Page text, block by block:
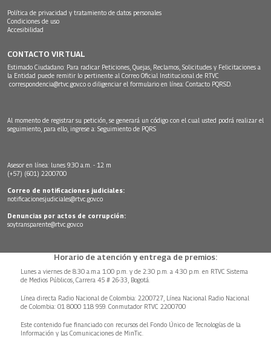
Política de privacidad y tratamiento de datos personales
Condiciones de uso
Accesibilidad
CONTACTO VIRTUAL
Estimado Ciudadano: Para radicar Peticiones, Quejas, Reclamos, Solicitudes y Felicitaciones a
la Entidad puede remitir lo pertinente al Correo Oficial Institucional de RTVC
correspondencia@rtvc.gov.co o diligenciar el formulario en línea: Contacto PQRSD.
Al momento de registrar su petición, se generará un código con el cual usted podrá realizar el
seguimiento, para ello, ingrese a: Seguimiento de PQRS
Asesor en línea: lunes 9:30 a.m. - 12 m
(+57) (601) 2200700
Correo de notificaciones judiciales:
notificacionesjudiciales@rtvc.gov.co
Denuncias por actos de corrupción:
soytransparente@rtvc.gov.co
Horario de atención y entrega de premios:
Lunes a viernes de 8:30 a.m.a 1:00 p.m. y de 2:30 p.m. a 4:30 p.m. en RTVC Sistema
de Medios Públicos, Carrera 45 # 26-33, Bogotá.
Línea directa Radio Nacional de Colombia: 2200727, Línea Nacional Radio Nacional
de Colombia: 01 8000 118 959. Conmutador RTVC 2200700
Este contenido fue financiado con recursos del Fondo Único de Tecnologías de la
Información y las Comunicaciones de MinTic.